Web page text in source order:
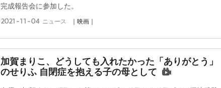
完成報告会に参加した。
2021-11-04 ニュース ｜映画｜
加賀まりこ、どうしても入れたかった「ありがとう」
のせりふ 自閉症を抱える子の母として